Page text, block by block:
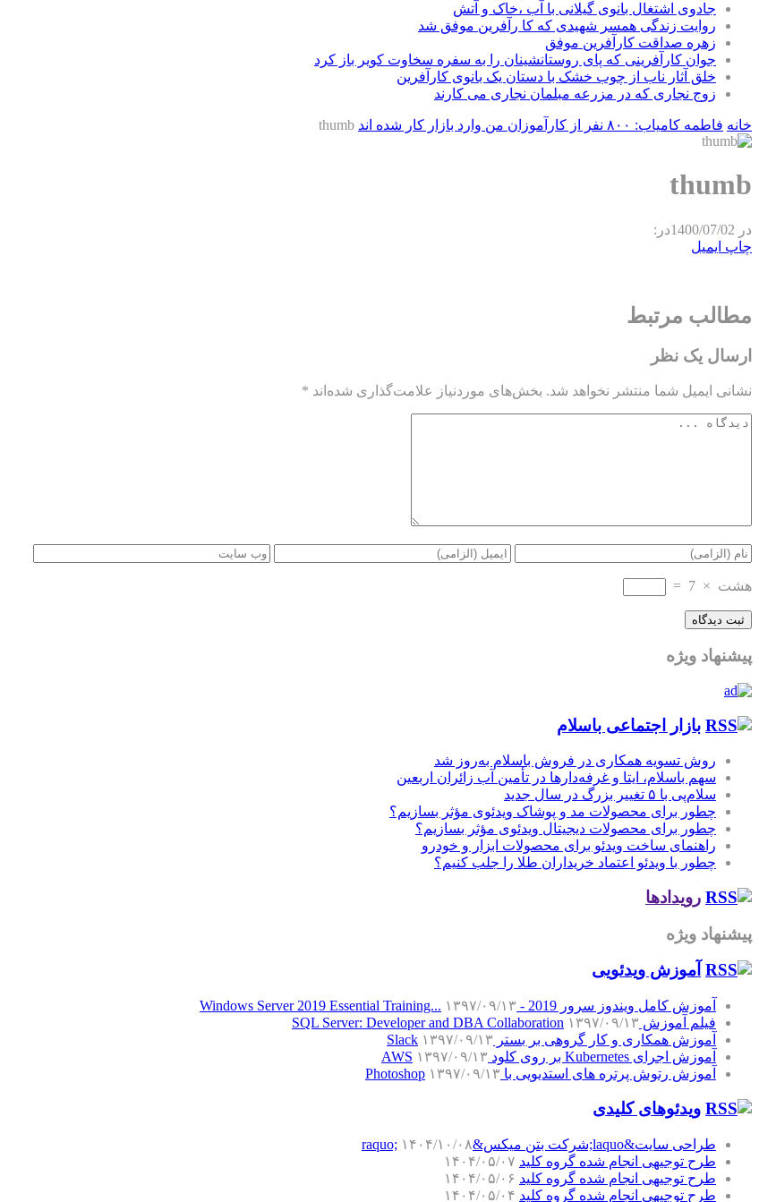
جادوی اشتغال بانوی گیلانی با آب ،خاک و آتش
روایت زندگی همسر شهیدی که کا رآفرین موفق شد
زهره صداقت کارآفرین موفق
جوان کارآفرینی که پای روستانشینان را به سفره سخاوت کویر باز کرد
خلق آثار ناب از چوب خشک با دستان یک بانوی کارآفرین
زوج نجاری که در مزرعه مبلمان نجاری می کارند
خانه فاطمه کامیاب: ۸۰۰ نفر از کارآموزان من وارد بازار کار شده اند thumb
thumb
در 1400/07/02در:
چاپ ایمیل
مطالب مرتبط
ارسال یک نظر
نشانی ایمیل شما منتشر نخواهد شد. بخش‌های موردنیاز علامت‌گذاری شده‌اند *
هشت ×
7
=
پیشنهاد ویژه
بازار اجتماعی باسلام
روش تسویه همکاری در فروش باسلام به‌روز شد
سهم باسلام، ایتا و غرفه‌دارها در تأمین آب زائران اربعین
سلام‌پی با ۵ تغییر بزرگ در سال جدید
چطور برای محصولات مد و پوشاک ویدئوی مؤثر بسازیم؟
چطور برای محصولات دیجیتال ویدئوی مؤثر بسازیم؟
راهنمای ساخت ویدئو برای محصولات ابزار و خودرو
چطور با ویدئو اعتماد خریداران طلا را جلب کنیم؟
رویدادها
پیشنهاد ویژه
آموزش‌ ویدئویی
آموزش کامل ویندوز سرور 2019 - Windows Server 2019 Essential Training...
۱۳۹۷/۰۹/۱۳
فیلم آموزش SQL Server: Developer and DBA Collaboration ۱۳۹۷/۰۹/۱۳
آموزش همکاری و کار گروهی بر بستر Slack ۱۳۹۷/۰۹/۱۳
آموزش اجرای Kubernetes بر روی کلود AWS
۱۳۹۷/۰۹/۱۳
آموزش رتوش پرتره های استدیویی با Photoshop ۱۳۹۷/۰۹/۱۳
ویدئوهای کلیدی
طراحی سایت&laquo;شرکت بتن میکس&raquo;
۱۴۰۴/۱۰/۰۸
طرح توجیهی انجام شده گروه کلید ۱۴۰۴/۰۵/۰۷
طرح توجیهی انجام شده گروه کلید ۱۴۰۴/۰۵/۰۶
طرح توجیهی انجام شده گروه کلید ۱۴۰۴/۰۵/۰۴